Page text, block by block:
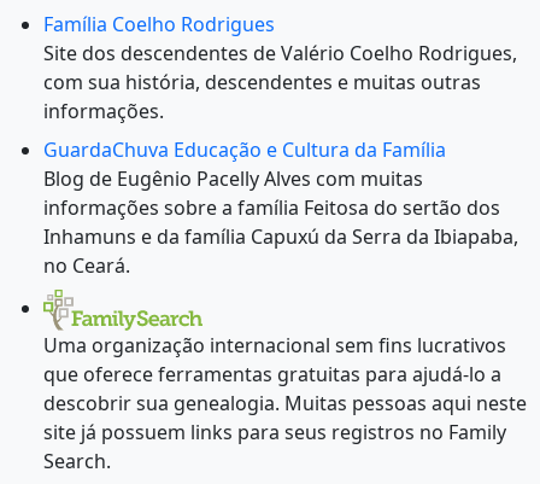
Família Coelho Rodrigues
Site dos descendentes de Valério Coelho Rodrigues,
com sua história, descendentes e muitas outras
informações.
GuardaChuva Educação e Cultura da Família
Blog de Eugênio Pacelly Alves com muitas
informações sobre a família Feitosa do sertão dos
Inhamuns e da família Capuxú da Serra da Ibiapaba,
no Ceará.
Uma organização internacional sem fins lucrativos
que oferece ferramentas gratuitas para ajudá-lo a
descobrir sua genealogia. Muitas pessoas aqui neste
site já possuem links para seus registros no Family
Search.